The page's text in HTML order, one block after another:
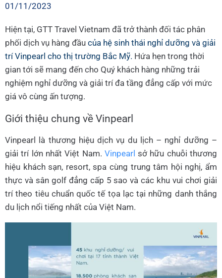
01/11/2023
Hiện tại, GTT Travel Vietnam đã trở thành đối tác phân
phối dịch vụ hàng đầu của hệ sinh thái nghỉ dưỡng và giải
trí Vinpearl cho thị trường Bắc Mỹ. Hứa hẹn trong thời
gian tới sẽ mang đến cho Quý khách hàng những trải
nghiệm nghỉ dưỡng và giải trí đa tầng đẳng cấp với mức
giá vô cùng ấn tượng.
Giới thiệu chung về Vinpearl
Vinpearl là thương hiệu dịch vụ du lịch – nghỉ dưỡng –
giải trí lớn nhất Việt Nam. Vinpearl sở hữu chuỗi thương
hiệu khách sạn, resort, spa cùng trung tâm hội nghị, ẩm
thực và sân golf đẳng cấp 5 sao và các khu vui chơi giải
trí theo tiêu chuẩn quốc tế tọa lạc tại những danh thắng
du lịch nổi tiếng nhất của Việt Nam.